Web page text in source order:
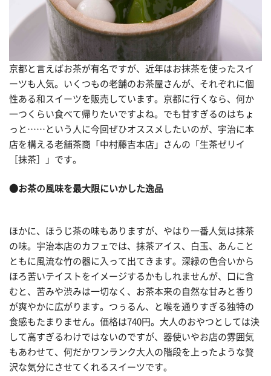
京都と言えばお茶が有名ですが、近年はお抹茶を使ったスイ
ーツも人気。いくつもの老舗のお茶屋さんが、それぞれに個
性ある和スイーツを販売しています。京都に行くなら、何か
一つくらい食べて帰りたいですよね。でも甘すぎるのはちょ
っと……という人に今回ぜひオススメしたいのが、宇治に本
店を構える老舗茶商「中村藤吉本店」さんの「生茶ゼリイ
［抹茶］」です。
●お茶の風味を最大限にいかした逸品
ほかに、ほうじ茶の味もありますが、やはり一番人気は抹茶
の味。宇治本店のカフェでは、抹茶アイス、白玉、あんこと
ともに風流な竹の器に入って出てきます。深緑の色合いから
ほろ苦いテイストをイメージするかもしれませんが、口に含
むと、苦みや渋みは一切なく、お茶本来の自然な甘みと香り
が爽やかに広がります。つぅるん、と喉を通りすぎる独特の
食感もたまりません。価格は740円。大人のおやつとしては決
して高すぎるわけではないのですが、器使いやお店の雰囲気
もあわせて、何だかワンランク大人の階段を上ったような贅
沢な気分にさせてくれるスイーツです。